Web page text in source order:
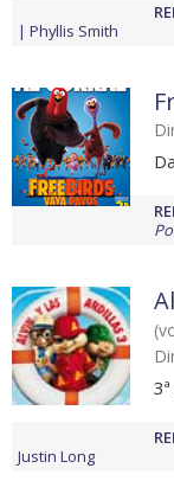
Phyllis Smith
Justin Long